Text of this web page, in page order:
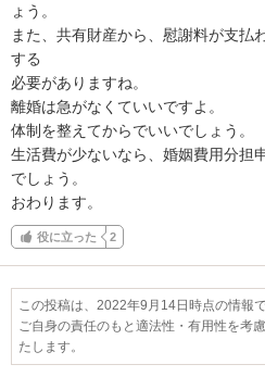
ょう。
また、共有財産から、慰謝料が支払
する
必要がありますね。
離婚は急がなくていいですよ。
体制を整えてからでいいでしょう。
生活費が少ないなら、婚姻費用分担
でしょう。
おわります。
役に立った 2
この投稿は、2022年9月14日時点の情報で
ご自身の責任のもと適法性・有用性を考
たします。